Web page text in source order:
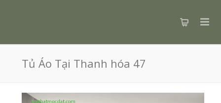
Tủ Áo Tại Thanh hóa 47